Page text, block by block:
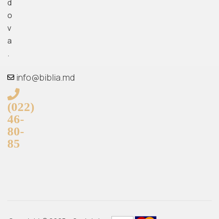
d
o
v
a
.
info@biblia.md
(022)
46-
80-
85